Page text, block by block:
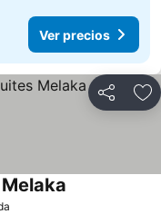
Ver precios
Compartir